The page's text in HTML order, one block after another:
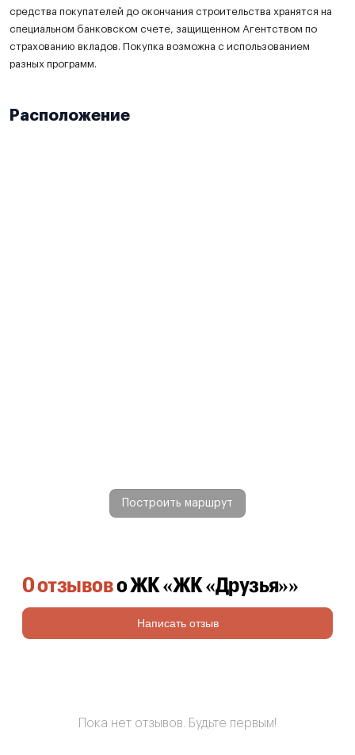
средства покупателей до окончания строительства хранятся на
специальном банковском счете, защищенном Агентством по
страхованию вкладов. Покупка возможна с использованием
разных программ.
Расположение
Построить маршрут
0 отзывово ЖК «ЖК «Друзья»»
Написать отзыв
Пока нет отзывов. Будьте первым!